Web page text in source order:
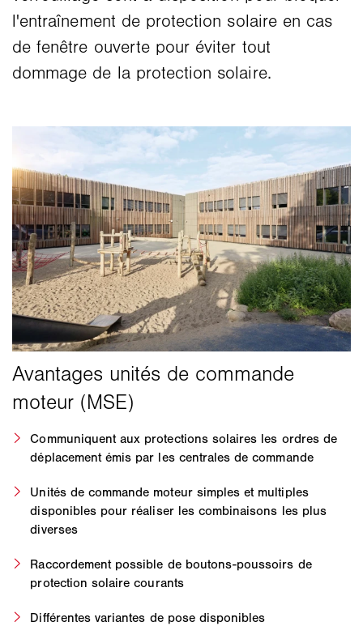
l'entraînement de protection solaire en cas
de fenêtre ouverte pour éviter tout
dommage de la protection solaire.
Communiquent aux protections solaires les ordres de
déplacement émis par les centrales de commande
Unités de commande moteur simples et multiples
disponibles pour réaliser les combinaisons les plus
diverses
Raccordement possible de boutons-poussoirs de
protection solaire courants
Différentes variantes de pose disponibles